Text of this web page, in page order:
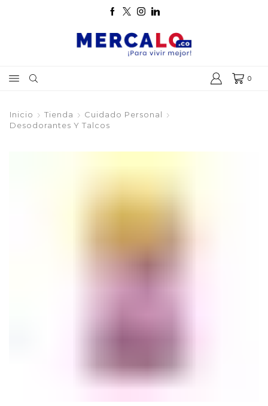
0
Inicio Tienda
Cuidado Personal
Desodorantes Y Talcos